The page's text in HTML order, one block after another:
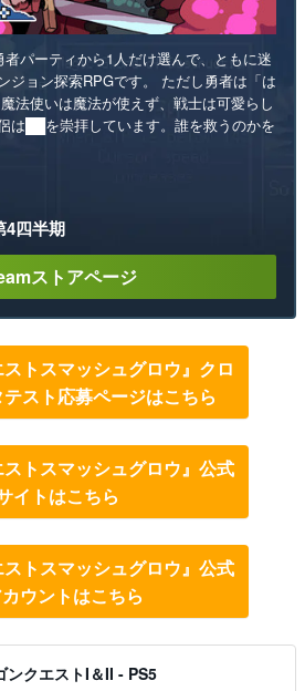
者パーティから1人だけ選んで、ともに迷
ジョン探索RPGです。 ただし勇者は「は
法使いは魔法が使えず、戦士は可愛らし
は██を崇拝しています。誰を救うのかを
4四半期
ストアページ
ストスマッシュグロウ』クロ
スト応募ページはこちら
ストスマッシュグロウ』公式
イトはこちら
ストスマッシュグロウ』公式
ウントはこちら
ンクエストI＆II - PS5